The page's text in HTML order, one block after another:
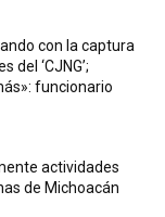
con la captura
del ‘CJNG’;
funcionario
actividades
de Michoacán